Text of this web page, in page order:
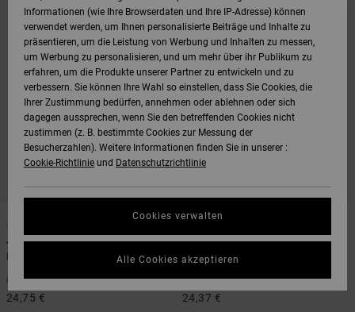
FILTERKRITERIEN
FILTERN
Jules
Frauen Weiss Kürzerer Pullover
55,00 € 55%
24,75 €
1
Antonia Figueiredo Tiger
Frauen Schwarz Strick-Weste
65,00 € 63%
24,37 €
Informationen (wie Ihre Browserdaten und Ihre IP-Adresse) können
verwendet werden, um Ihnen personalisierte Beiträge und Inhalte zu
präsentieren, um die Leistung von Werbung und Inhalten zu messen,
um Werbung zu personalisieren, und um mehr über ihr Publikum zu
erfahren, um die Produkte unserer Partner zu entwickeln und zu
verbessern. Sie können Ihre Wahl so einstellen, dass Sie Cookies, die
Ihrer Zustimmung bedürfen, annehmen oder ablehnen oder sich
dagegen aussprechen, wenn Sie den betreffenden Cookies nicht
zustimmen (z. B. bestimmte Cookies zur Messung der
Besucherzahlen). Weitere Informationen finden Sie in unserer :
Cookie-Richtlinie und Datenschutzrichtlinie
Cookies verwalten
Alle Cookies akzeptieren